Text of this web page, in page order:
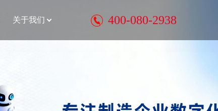
关于我们 400-080-2938